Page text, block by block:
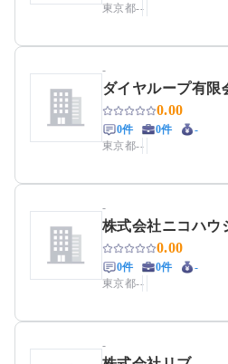
東京都--
-
ダイヤループ有限
0.00
0件 0件
-
東京都--
-
株式会社ニコハウ
0.00
0件 0件
-
東京都--
-